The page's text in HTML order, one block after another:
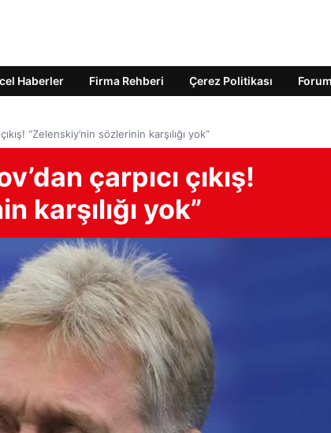
Haberler Firma Rehberi Çerez Politikası Forum
“Zelenskiy’nin sözlerinin karşılığı yok”
çarpıcı çıkış!
karşılığı yok”